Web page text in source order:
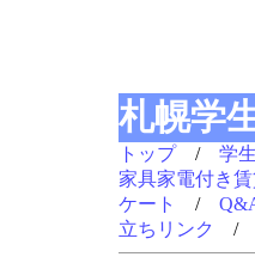
札幌学
トップ/ 学
家具家電付き
ケート
/
立ちリンク
/